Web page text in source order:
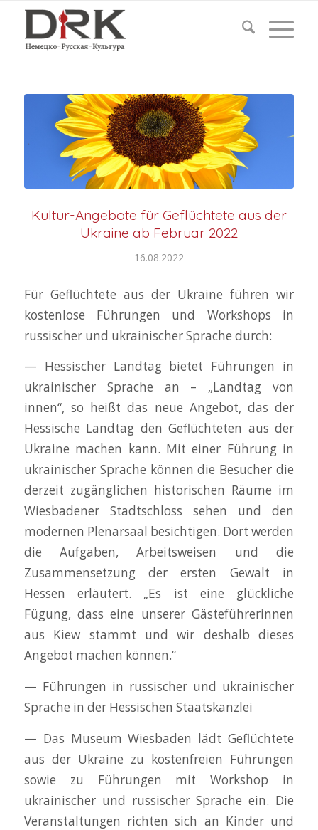
Kultur-Angebote für Geflüchtete aus der
Ukraine ab Februar 2022
16.08.2022
Für Geflüchtete aus der Ukraine führen wir
kostenlose Führungen und Workshops in
russischer und ukrainischer Sprache durch:
— Hessischer Landtag bietet Führungen in
ukrainischer Sprache an – „Landtag von
innen“, so heißt das neue Angebot, das der
Hessische Landtag den Geflüchteten aus der
Ukraine machen kann. Mit einer Führung in
ukrainischer Sprache können die Besucher die
derzeit zugänglichen historischen Räume im
Wiesbadener Stadtschloss sehen und den
modernen Plenarsaal besichtigen. Dort werden
die Aufgaben, Arbeitsweisen und die
Zusammensetzung der ersten Gewalt in
Hessen erläutert. „Es ist eine glückliche
Fügung, dass eine unserer Gästeführerinnen
aus Kiew stammt und wir deshalb dieses
Angebot machen können.“
— Führungen in russischer und ukrainischer
Sprache in der Hessischen Staatskanzlei
— Das Museum Wiesbaden lädt Geflüchtete
aus der Ukraine zu kostenfreien Führungen
sowie zu Führungen mit Workshop in
ukrainischer und russischer Sprache ein. Die
Veranstaltungen richten sich an Kinder und